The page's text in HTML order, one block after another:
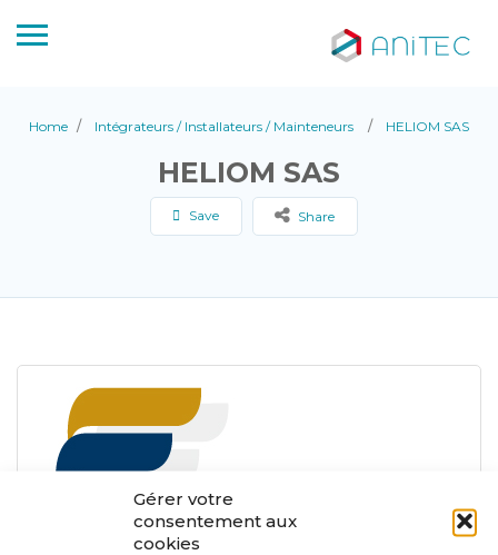
Gérer votre
consentement aux
cookies
Home Intégrateurs / Installateurs / Mainteneurs HELIOM SAS
HELIOM SAS
Save Share